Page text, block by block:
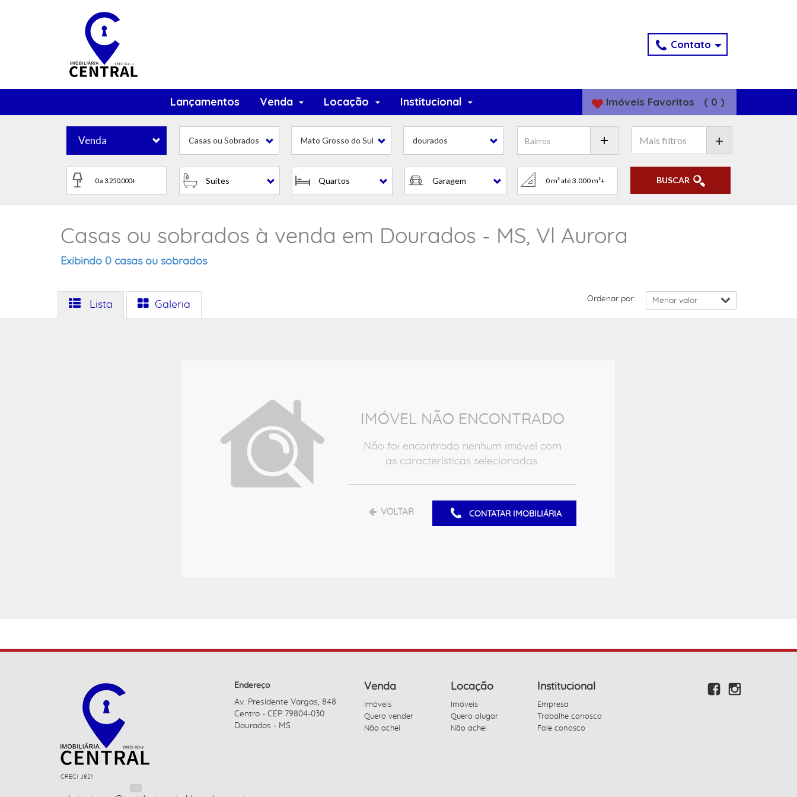
Contato
Lançamentos Venda Locação Institucional Imóveis Favoritos ( 0 )
Venda Casas ou Sobrados Mato Grosso do Sul dourados
Suítes Quartos Garagem
+
BUSCAR
Casas ou sobrados à venda em Dourados - MS, Vl Aurora
Exibindo 0 casas ou sobrados
Lista Galeria
Ordenar por:
IMÓVEL NÃO ENCONTRADO
Não foi encontrado nenhum imóvel com
as características selecionadas.
VOLTAR CONTATAR IMOBILIÁRIA
CRECI J821
Endereço
Av. Presidente Vargas, 848
Centro - CEP 79804-030
Dourados - MS
Venda
Imóveis
Quero vender
Não achei
Locação
Imóveis
Quero alugar
Não achei
Institucional
Empresa
Trabalhe conosco
Fale conosco